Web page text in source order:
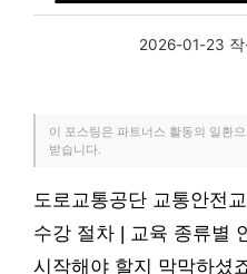
2026-01-23
이 포스팅은 파트너스 활동의 일환
받습니다.
도로교통공단 교통안전
수강 절차 | 교육 종류별
시작해야 할지 막막하셨